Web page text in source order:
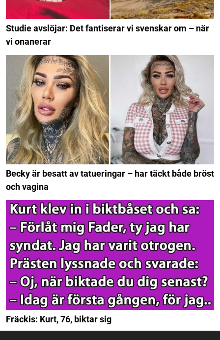
Studie avslöjar: Det fantiserar vi svenskar om – när
vi onanerar
Becky är besatt av tatueringar – har täckt både bröst
och vagina
Fräckis: Kurt, 76, biktar sig